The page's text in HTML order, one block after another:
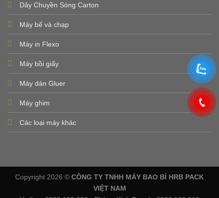
Dây Chuyền Sóng Carton
Máy bế và chạp
Máy in Flexo
Máy bồi giấy
Máy dán Gluer
Máy ghim
Các loại máy khác
Copyright 2026 © CÔNG TY TNHH MÁY BAO BÌ HRB PACK
VIỆT NAM